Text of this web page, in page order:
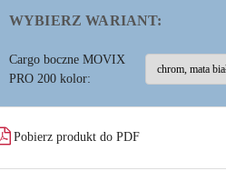
WYBIERZ WARIANT:
Cargo boczne MOVIX
PRO 200 kolor:
Pobierz produkt do PDF